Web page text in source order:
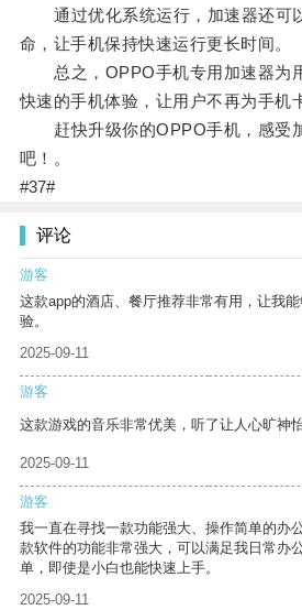
通过优化系统运行，加速器还可
命，让手机保持快速运行更长时间。
总之，OPPO手机专用加速器为用
快速的手机体验，让用户不再为手机
赶快升级你的OPPO手机，感受
吧！。
#37#
评论
游客
这款app的酒店、餐厅推荐非常有用，让我
验。
2025-09-11
游客
这款游戏的音乐非常优美，听了让人心旷神怡
2025-09-11
游客
我一直在寻找一款功能强大、操作简单的办
款软件的功能非常强大，可以满足我日常办
单，即使是小白也能快速上手。
2025-09-11